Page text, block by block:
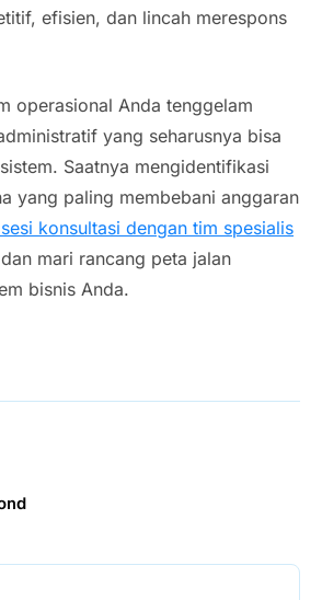
efisien, dan lincah merespons
operasional Anda tenggelam
yang seharusnya bisa
Saatnya mengidentifikasi
yang paling membebani anggaran
konsultasi dengan tim spesialis
mari rancang peta jalan
bisnis Anda.